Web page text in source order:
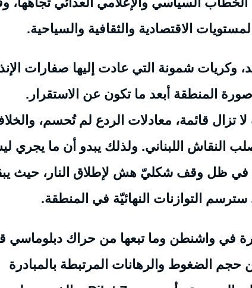
الاقتصادية والثقافية والسياحية.
شمونة التي عادت إليها صفارات
المنطقة أبعد ما تكون عن الاستقرار.
تزال قائمة، معادلات الردع لم تُحسم،
النقاش اللبناني. ولذلك يبدو أن ما يجري
في ظل وقف شكليّ هش لإطلاق النار، حيث
سترسم التوازنات النهائيّة في المنطقة.
في واشنطن وما تبعها من حراك دبلوماسي
الضغوط والرهانات المرتبطة بالمبادرة